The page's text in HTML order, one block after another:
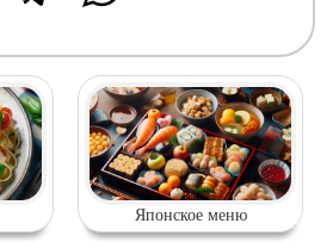
Японское меню